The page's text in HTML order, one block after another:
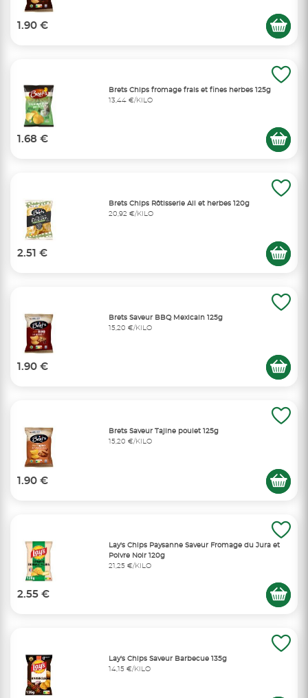
1.90 €
Brets Chips fromage frais et fines herbes 125g
13,44 €/KILO
1.68 €
Brets Chips Rôtisserie Ail et herbes 120g
20,92 €/KILO
2.51 €
Brets Saveur BBQ Mexicain 125g
15,20 €/KILO
1.90 €
Brets Saveur Tajine poulet 125g
15,20 €/KILO
1.90 €
Lay's Chips Paysanne Saveur Fromage du Jura et
Poivre Noir 120g
21,25 €/KILO
2.55 €
Lay's Chips Saveur Barbecue 135g
14,15 €/KILO